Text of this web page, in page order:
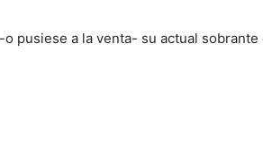
pusiese a la venta- su actual sobrante